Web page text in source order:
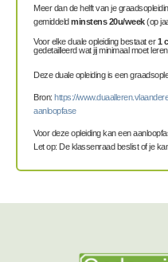
Meer dan de helft van je
gemiddeldminstens 20u/week(op
Voor elke duale opleiding bestaat er1
gedetailleerd wat jij minimaal moet
Deze duale opleiding is een
Bron: https://
aanloopfase
Voor deze opleiding kan een
Let op: De klassenraad beslist of je